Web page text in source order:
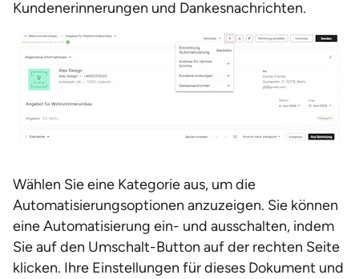
Kundenerinnerungen und Dankesnachrichten.
Wählen Sie eine Kategorie aus, um die
Automatisierungsoptionen anzuzeigen. Sie können
eine Automatisierung ein- und ausschalten, indem
Sie auf den Umschalt-Button auf der rechten Seite
klicken. Ihre Einstellungen für dieses Dokument und